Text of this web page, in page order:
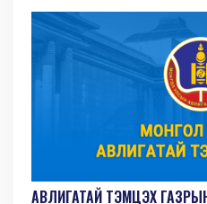
АВЛИГАТАЙ ТЭМЦЭХ